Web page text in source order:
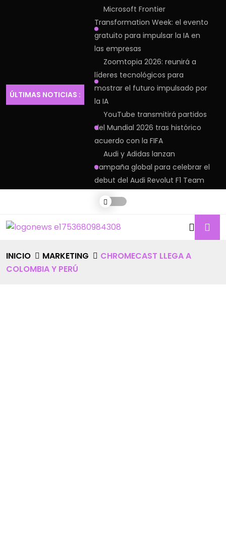
ÚLTIMAS NOTICIAS :
Microsoft Frontier
Transformation Week: el evento
gratuito para impulsar la IA en
las empresas
Zoomtopia 2026: reunirá a
líderes tecnológicos para
mostrar el futuro impulsado por
la IA
YouTube transmitirá partidos
del Mundial 2026 tras histórico
acuerdo con la FIFA
Audi y Adidas lanzan
campaña global para celebrar el
debut del Audi Revolut F1 Team
INICIO MARKETING
CHROMECAST LLEGA A
COLOMBIA Y PERÚ